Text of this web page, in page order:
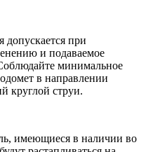
допускается при
и подаваемое
минимальное
в направлении
круглой струи.
имеющиеся в наличии во